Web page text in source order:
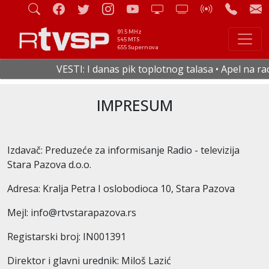
91.5 MHz
545 MTS
655 Supernova
VESTI: I danas pik toplotnog talasa • Apel na
IMPRESUM
Izdavač: Preduzeće za informisanje Radio - televizija
Stara Pazova d.o.o.
Adresa: Kralja Petra I oslobodioca 10, Stara Pazova
Mejl: info@rtvstarapazova.rs
Registarski broj: IN001391
Direktor i glavni urednik: Miloš Lazić